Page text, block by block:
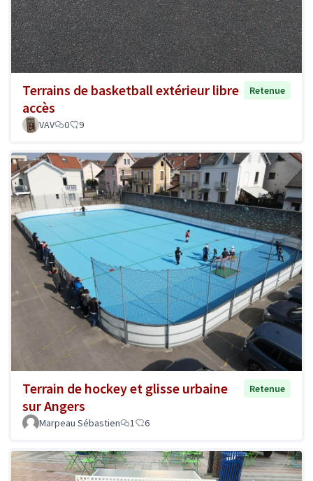
Terrains de basketball extérieur libre
accès
Retenue
VAV 0 9
Terrain de hockey et glisse urbaine
sur Angers
Retenue
Marpeau Sébastien 1 6